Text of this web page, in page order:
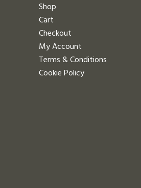
Shop
Cart
Checkout
My Account
Terms & Conditions
Cookie Policy